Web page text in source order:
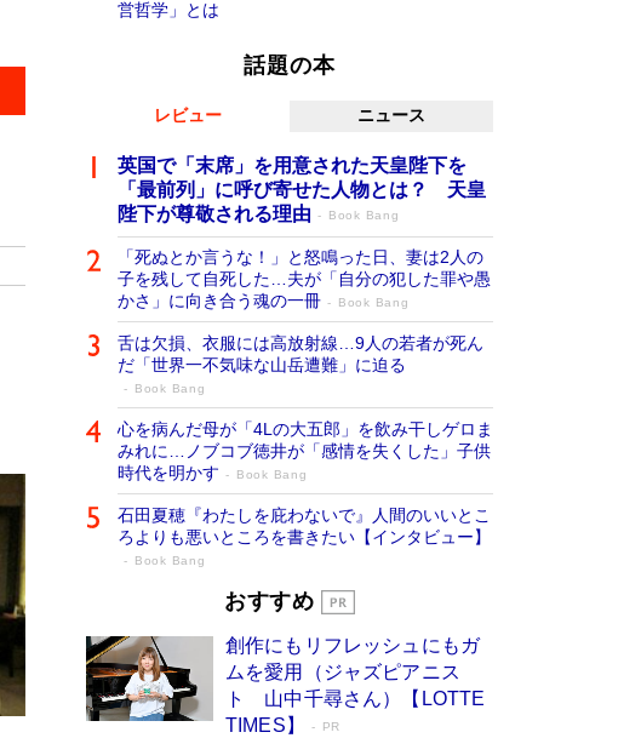
営哲学」とは
話題の本
レビュー ニュース
英国で「末席」を用意された天皇陛下を
「最前列」に呼び寄せた人物とは？ 天皇
陛下が尊敬される理由
Book Bang
「死ぬとか言うな！」と怒鳴った日、妻は2人の
子を残して自死した…夫が「自分の犯した罪や愚
かさ」に向き合う魂の一冊
Book Bang
舌は欠損、衣服には高放射線…9人の若者が死ん
だ「世界一不気味な山岳遭難」に迫る
Book Bang
心を病んだ母が「4Lの大五郎」を飲み干しゲロま
みれに…ノブコブ徳井が「感情を失くした」子供
時代を明かす
Book Bang
石田夏穂『わたしを庇わないで』人間のいいとこ
ろよりも悪いところを書きたい【インタビュー】
Book Bang
73歳でも働くしかない 「老後レス時代」
「なんで？ そんな馬鹿な……」90歳になった作
家・阿刀田高さんが、ひとり暮らしの生活を明か
す
Book Bang
おすすめ
創作にもリフレッシュにもガ
ムを愛用（ジャズピアニス
ト 山中千尋さん）【LOTTE
TIMES】
PR